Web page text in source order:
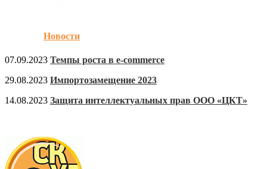
Новости
07.09.2023 Темпы роста в e-commerce
29.08.2023 Импортозамещение 2023
14.08.2023 Защита интеллектуальных прав ООО «ЦКТ»